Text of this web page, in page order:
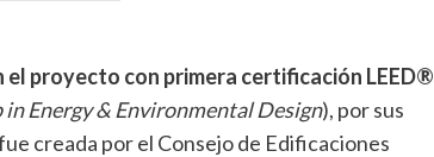
el proyecto con primera certificación LEED®
in Energy & Environmental Design), por sus
creada por el Consejo de Edificaciones